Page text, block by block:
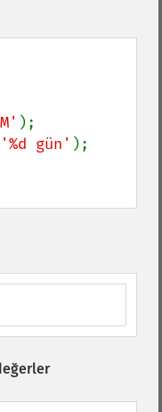
);
'%d gün' );